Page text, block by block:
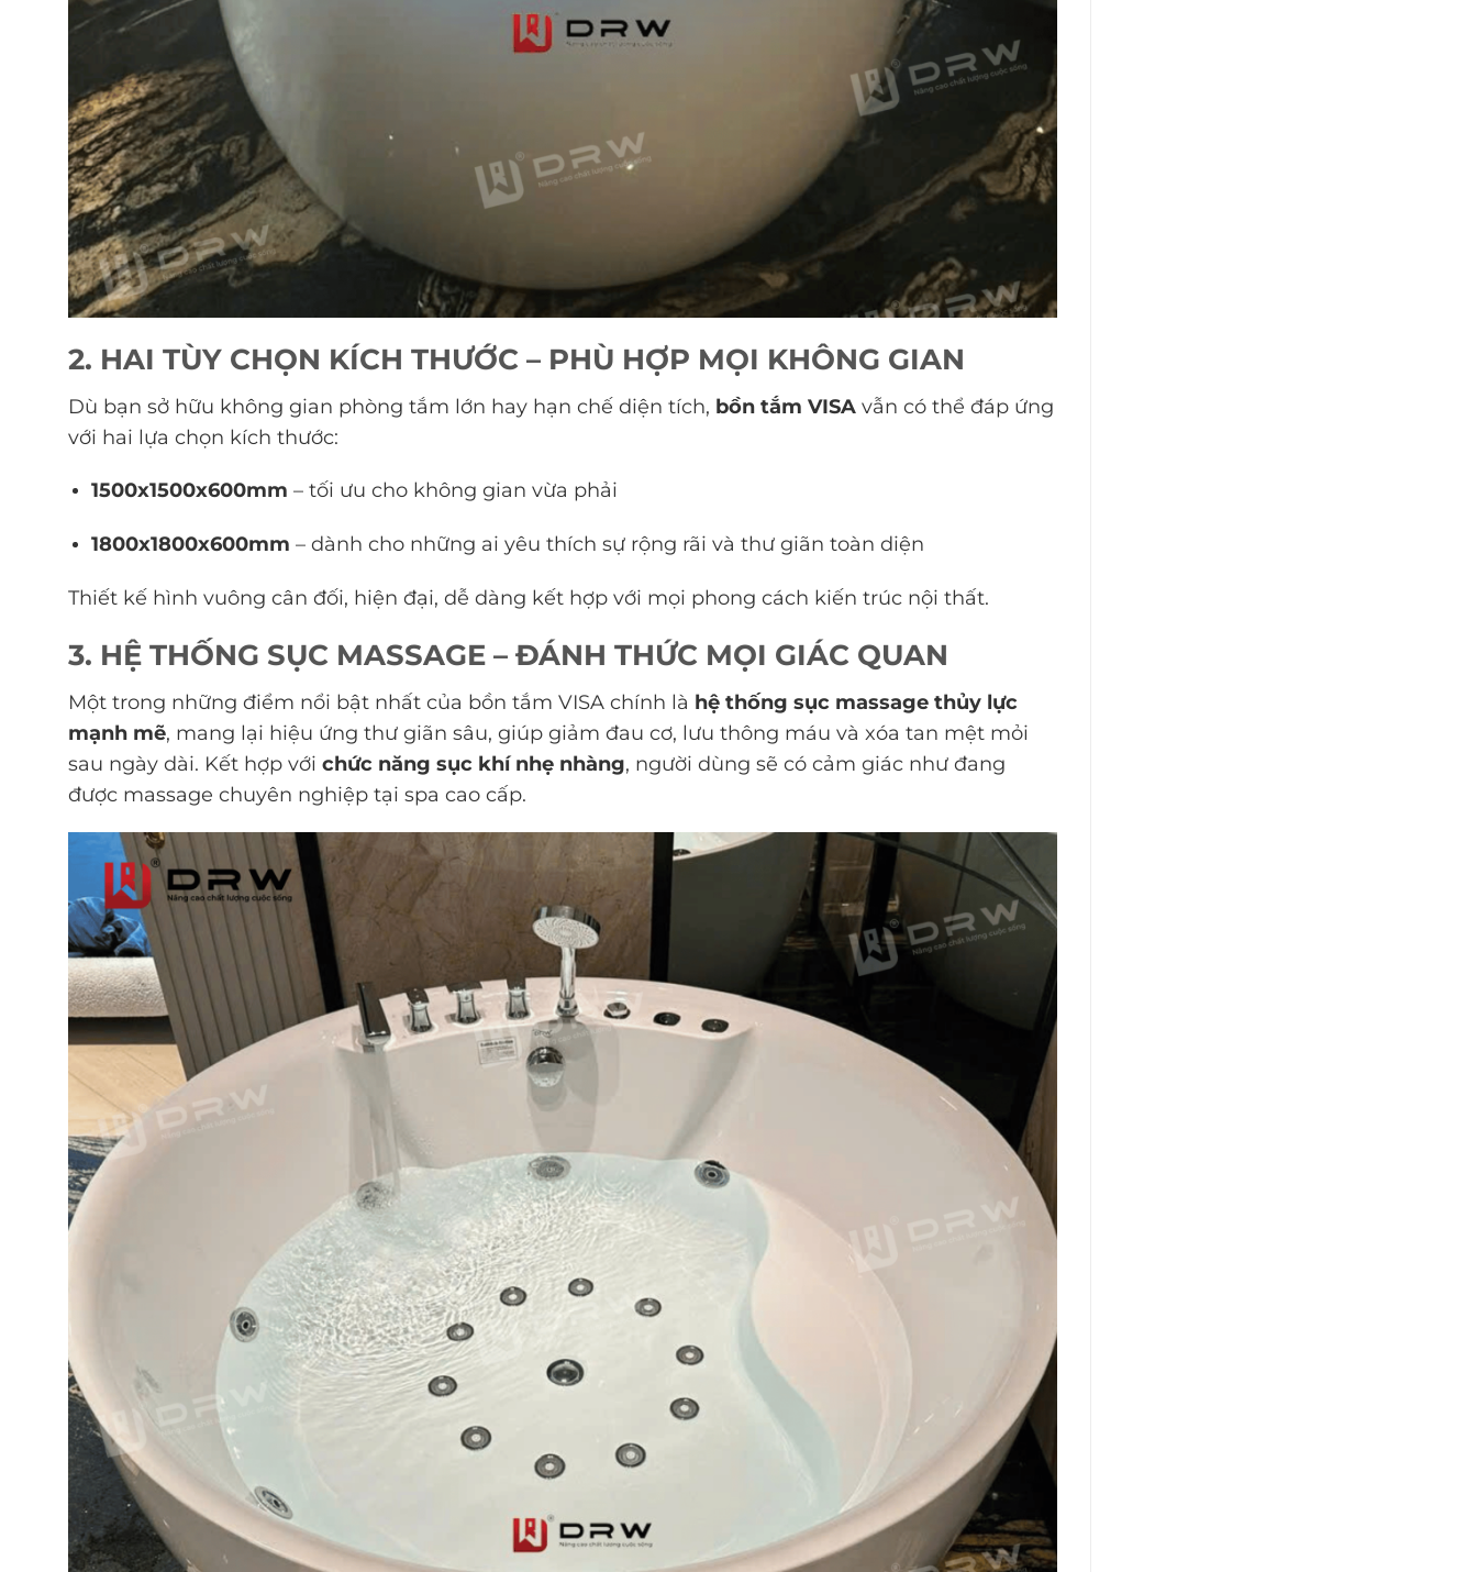
2. HAI TÙY CHỌN KÍCH THƯỚC – PHÙ HỢP MỌI KHÔNG GIAN
Dù bạn sở hữu không gian phòng tắm lớn hay hạn chế diện tích, bồn tắm VISA vẫn có thể đáp ứng
với hai lựa chọn kích thước:
1500x1500x600mm – tối ưu cho không gian vừa phải
1800x1800x600mm – dành cho những ai yêu thích sự rộng rãi và thư giãn toàn diện
Thiết kế hình vuông cân đối, hiện đại, dễ dàng kết hợp với mọi phong cách kiến trúc nội thất.
3. HỆ THỐNG SỤC MASSAGE – ĐÁNH THỨC MỌI GIÁC QUAN
Một trong những điểm nổi bật nhất của bồn tắm VISA chính là hệ thống sục massage thủy lực
mạnh mẽ, mang lại hiệu ứng thư giãn sâu, giúp giảm đau cơ, lưu thông máu và xóa tan mệt mỏi
sau ngày dài. Kết hợp với chức năng sục khí nhẹ nhàng, người dùng sẽ có cảm giác như đang
được massage chuyên nghiệp tại spa cao cấp.